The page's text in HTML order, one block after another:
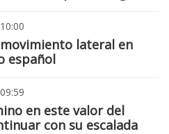
lateral en
español
en este valor del
con su escalada